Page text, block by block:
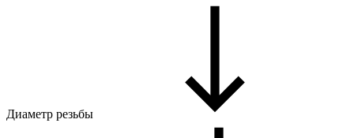
Диаметр резьбы